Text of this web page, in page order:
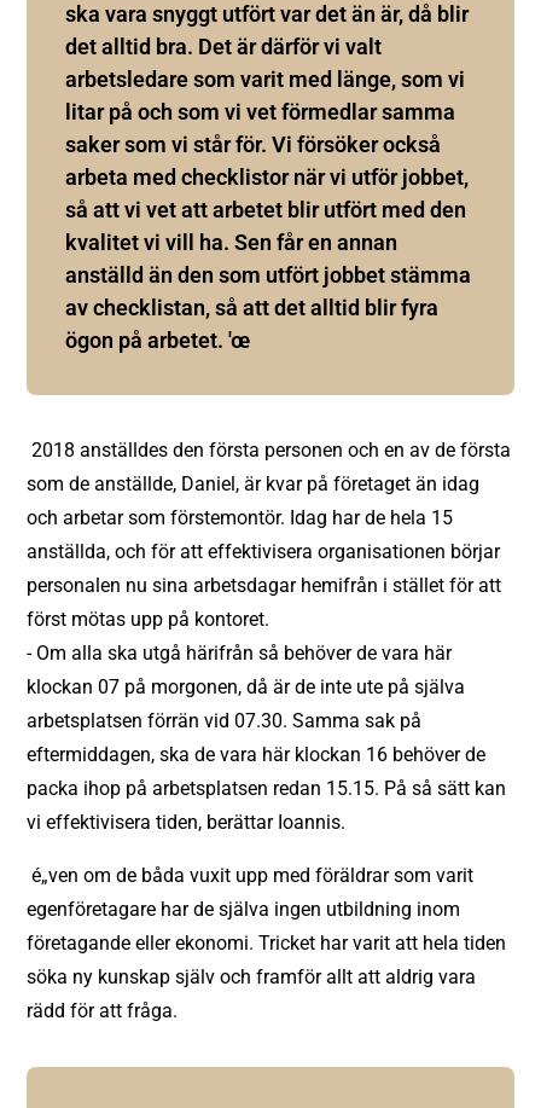
ska vara snyggt utfört var det än är, då blir
det alltid bra. Det är därför vi valt
arbetsledare som varit med länge, som vi
litar på och som vi vet förmedlar samma
saker som vi står för. Vi försöker också
arbeta med checklistor när vi utför jobbet,
så att vi vet att arbetet blir utfört med den
kvalitet vi vill ha. Sen får en annan
anställd än den som utfört jobbet stämma
av checklistan, så att det alltid blir fyra
ögon på arbetet. 'œ
2018 anställdes den första personen och en av de första
som de anställde, Daniel, är kvar på företaget än idag
och arbetar som förstemontör. Idag har de hela 15
anställda, och för att effektivisera organisationen börjar
personalen nu sina arbetsdagar hemifrån i stället för att
först mötas upp på kontoret.
- Om alla ska utgå härifrån så behöver de vara här
klockan 07 på morgonen, då är de inte ute på själva
arbetsplatsen förrän vid 07.30. Samma sak på
eftermiddagen, ska de vara här klockan 16 behöver de
packa ihop på arbetsplatsen redan 15.15. På så sätt kan
vi effektivisera tiden, berättar Ioannis.
é„ven om de båda vuxit upp med föräldrar som varit
egenföretagare har de själva ingen utbildning inom
företagande eller ekonomi. Tricket har varit att hela tiden
söka ny kunskap själv och framför allt att aldrig vara
rädd för att fråga.